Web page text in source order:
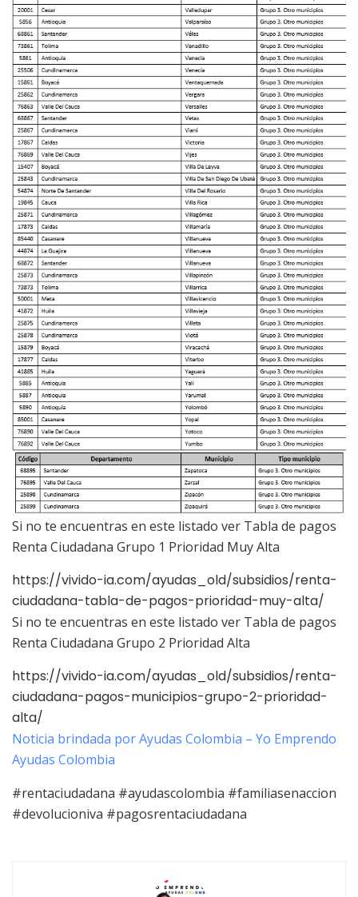
Si no te encuentras en este listado ver Tabla de pagos
Renta Ciudadana Grupo 1 Prioridad Muy Alta
https://vivido-ia.com/ayudas_old/subsidios/renta-
ciudadana-tabla-de-pagos-prioridad-muy-alta/
Si no te encuentras en este listado ver Tabla de pagos
Renta Ciudadana Grupo 2 Prioridad Alta
https://vivido-ia.com/ayudas_old/subsidios/renta-
ciudadana-pagos-municipios-grupo-2-prioridad-
alta/
Noticia brindada por Ayudas Colombia – Yo Emprendo
Ayudas Colombia
#rentaciudadana #ayudascolombia #familiasenaccion
#devolucioniva #pagosrentaciudadana